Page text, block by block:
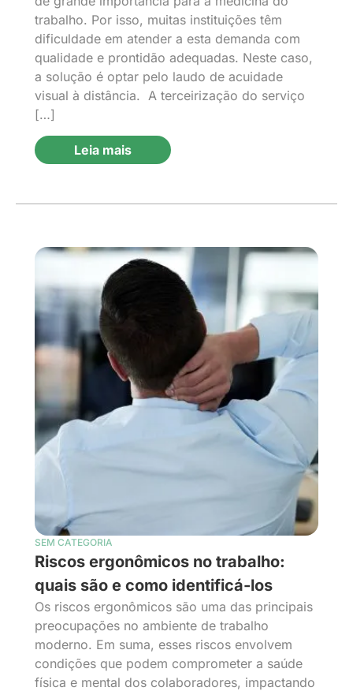
trabalho. Por isso, muitas instituições têm
dificuldade em atender a esta demanda com
qualidade e prontidão adequadas. Neste caso,
a solução é optar pelo laudo de acuidade
visual à distância. A terceirização do serviço
[…]
Leia mais
SEM CATEGORIA
Riscos ergonômicos no trabalho:
quais são e como identificá-los
Os riscos ergonômicos são uma das principais
preocupações no ambiente de trabalho
moderno. Em suma, esses riscos envolvem
condições que podem comprometer a saúde
física e mental dos colaboradores, impactando